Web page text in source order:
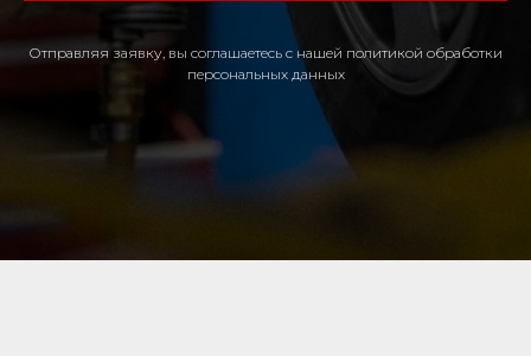
Отправляя заявку, вы соглашаетесь с нашей политикой обработки
персональных данных